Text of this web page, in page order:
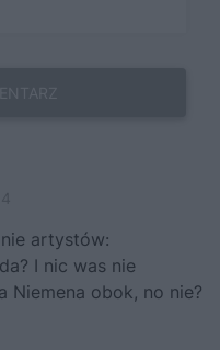
artystów:
I nic was nie
Niemena obok, no nie?